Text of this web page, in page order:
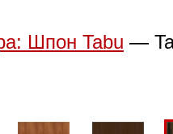
Шпон Tabu —